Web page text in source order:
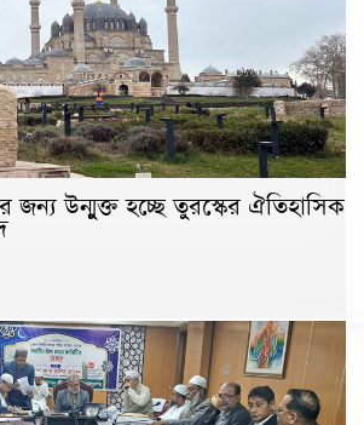
জন্য উন্মুক্ত হচ্ছে তুরস্কের ঐতিহাসিক